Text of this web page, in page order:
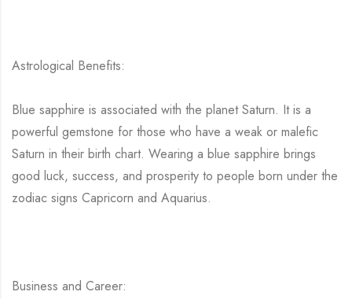
Astrological Benefits:
Blue sapphire is associated with the planet Saturn. It is a
powerful gemstone for those who have a weak or malefic
Saturn in their birth chart. Wearing a blue sapphire brings
good luck, success, and prosperity to people born under the
zodiac signs Capricorn and Aquarius.
Business and Career: